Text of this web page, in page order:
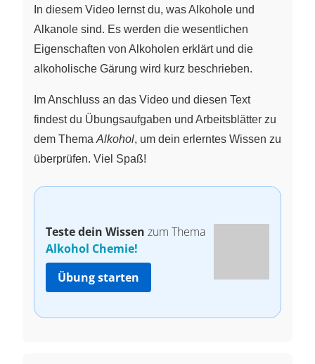
In diesem Video lernst du, was Alkohole und
Alkanole sind. Es werden die wesentlichen
Eigenschaften von Alkoholen erklärt und die
alkoholische Gärung wird kurz beschrieben.
Im Anschluss an das Video und diesen Text
findest du Übungsaufgaben und Arbeitsblätter zu
dem Thema Alkohol, um dein erlerntes Wissen zu
überprüfen. Viel Spaß!
Teste dein Wissen zum Thema
Alkohol Chemie!
Übung starten